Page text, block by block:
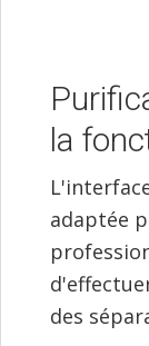
la
adaptée
des